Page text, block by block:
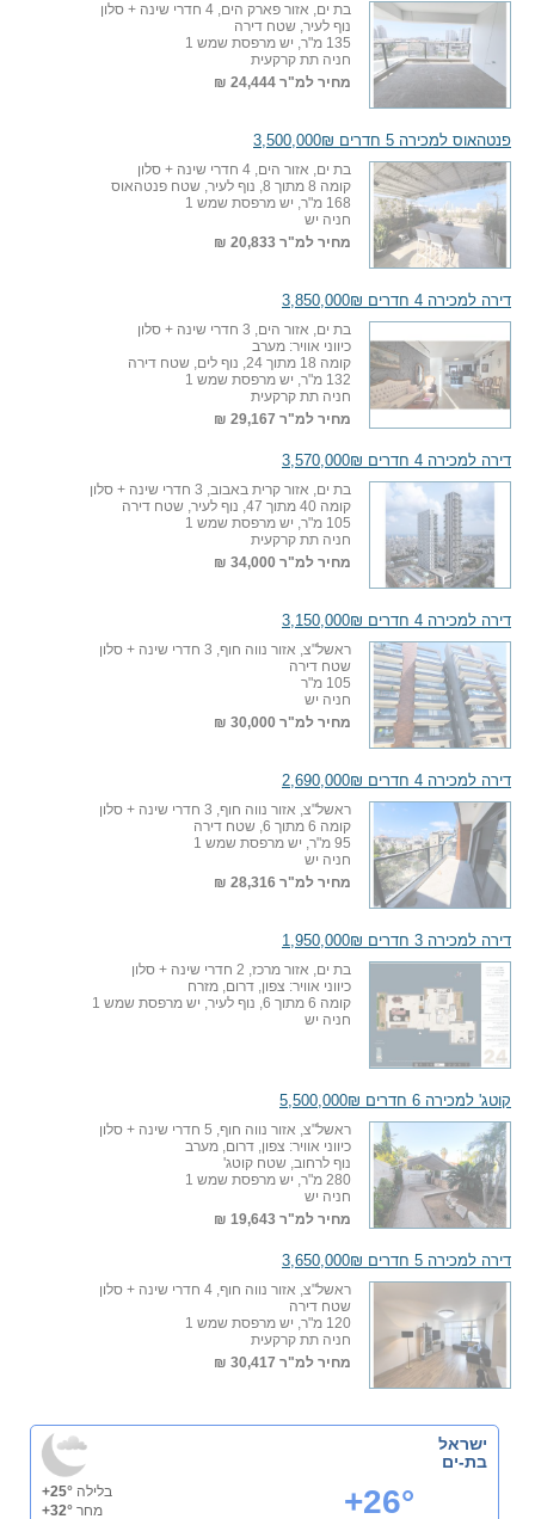
בת ים, אזור פארק הים, 4 חדרי שינה + סלון
נוף לעיר, שטח דירה
135 מ"ר, יש מרפסת שמש 1
חניה תת קרקעית
מחיר למ"ר 24,444 ₪
פנטהאוס למכירה 5 חדרים 3,500,000₪
בת ים, אזור הים, 4 חדרי שינה + סלון
קומה 8 מתוך 8, נוף לעיר, שטח פנטהאוס
168 מ"ר, יש מרפסת שמש 1
חניה יש
מחיר למ"ר 20,833 ₪
דירה למכירה 4 חדרים 3,850,000₪
בת ים, אזור הים, 3 חדרי שינה + סלון
כיווני אוויר: מערב
קומה 18 מתוך 24, נוף לים, שטח דירה
132 מ"ר, יש מרפסת שמש 1
חניה תת קרקעית
מחיר למ"ר 29,167 ₪
דירה למכירה 4 חדרים 3,570,000₪
בת ים, אזור קרית באבוב, 3 חדרי שינה + סלון
קומה 40 מתוך 47, נוף לעיר, שטח דירה
105 מ"ר, יש מרפסת שמש 1
חניה תת קרקעית
מחיר למ"ר 34,000 ₪
דירה למכירה 4 חדרים 3,150,000₪
ראשל"צ, אזור נווה חוף, 3 חדרי שינה + סלון
שטח דירה
105 מ"ר
חניה יש
מחיר למ"ר 30,000 ₪
דירה למכירה 4 חדרים 2,690,000₪
ראשל"צ, אזור נווה חוף, 3 חדרי שינה + סלון
קומה 6 מתוך 6, שטח דירה
95 מ"ר, יש מרפסת שמש 1
חניה יש
מחיר למ"ר 28,316 ₪
דירה למכירה 3 חדרים 1,950,000₪
בת ים, אזור מרכז, 2 חדרי שינה + סלון
כיווני אוויר: צפון, דרום, מזרח
קומה 6 מתוך 6, נוף לעיר, יש מרפסת שמש 1
חניה יש
קוטג' למכירה 6 חדרים 5,500,000₪
ראשל"צ, אזור נווה חוף, 5 חדרי שינה + סלון
כיווני אוויר: צפון, דרום, מערב
נוף לרחוב, שטח קוטג'
280 מ"ר, יש מרפסת שמש 1
חניה יש
מחיר למ"ר 19,643 ₪
דירה למכירה 5 חדרים 3,650,000₪
ראשל"צ, אזור נווה חוף, 4 חדרי שינה + סלון
שטח דירה
120 מ"ר, יש מרפסת שמש 1
חניה תת קרקעית
מחיר למ"ר 30,417 ₪
ישראל
בת-ים
+26° בלילה +25°
מחר +32°